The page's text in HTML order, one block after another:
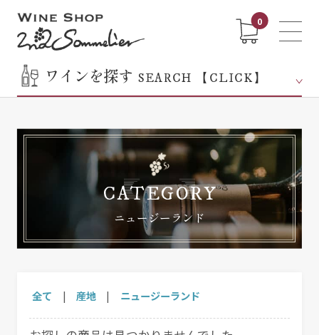
0
ワインを探す SEARCH 【CLICK】
CATEGORY
ニュージーランド
全て | 産地 | ニュージーランド